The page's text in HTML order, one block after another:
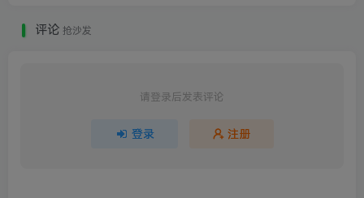
评论 抢沙发
请登录后发表评论
登录 注册